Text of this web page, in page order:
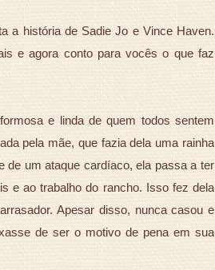
a história de Sadie Jo e Vince Haven.
e agora conto para vocês o que faz
e linda de quem todos sentem
pela mãe, que fazia dela uma rainha
de um ataque cardíaco, ela passa a ter
e ao trabalho do rancho. Isso fez dela
Apesar disso, nunca casou e
de ser o motivo de pena em sua